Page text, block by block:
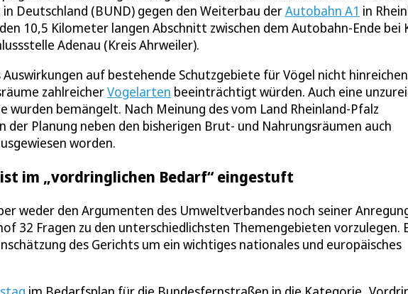
Deutschland (BUND) gegen den Weiterbau derAutobahn A1 in
10,5 Kilometer langen Abschnitt zwischen dem Autobahn-Ende bei
Adenau (Kreis Ahrweiler).
auf bestehende Schutzgebiete für Vögel nicht
zahlreicherVogelarten beeinträchtigt würden. Auch eine
wurden bemängelt. Nach Meinung des vom Land Rheinland-Pfalz
Planung neben den bisherigen Brut- und Nahrungsräumen auch
worden.
im „vordringlichen Bedarf“ eingestuft
weder den Argumenten des Umweltverbandes noch seiner
32 Fragen zu den unterschiedlichsten Themengebieten vorzulegen.
des Gerichts um ein wichtiges nationales und europäisches